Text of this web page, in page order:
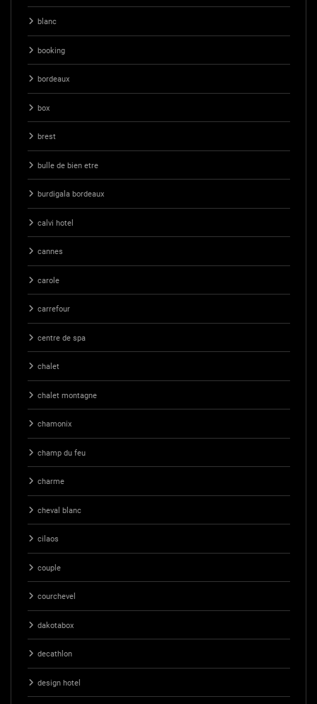
blanc
booking
bordeaux
box
brest
bulle de bien etre
burdigala bordeaux
calvi hotel
cannes
carole
carrefour
centre de spa
chalet
chalet montagne
chamonix
champ du feu
charme
cheval blanc
cilaos
couple
courchevel
dakotabox
decathlon
design hotel